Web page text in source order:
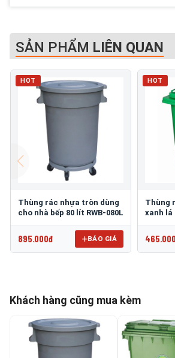
SẢN PHẨM LIÊN QUAN
HOT
Thùng rác nhựa tròn dùng
cho nhà bếp 80 lít RWB-080L
895.000đ BÁO GIÁ
HOT
Thùng
xanh lá
Khách hàng cũng mua kèm